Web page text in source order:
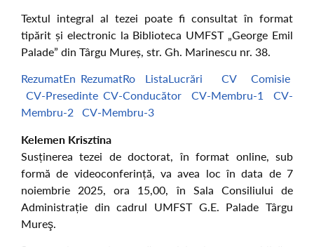
Textul integral al tezei poate fi consultat în format
tipărit și electronic la Biblioteca UMFST „George Emil
Palade” din Târgu Mureș, str. Gh. Marinescu nr. 38.
RezumatEn RezumatRo ListaLucrări CV
Comisie
CV-Presedinte CV-Conducător CV-Membru-1
CV-
Membru-2 CV-Membru-3
Kelemen Krisztina
Susținerea tezei de doctorat, în format online, sub
formă de videoconferință, va avea loc în data de 7
noiembrie 2025, ora 15,00, în Sala Consiliului de
Administrație din cadrul UMFST G.E. Palade Târgu
Mureş.